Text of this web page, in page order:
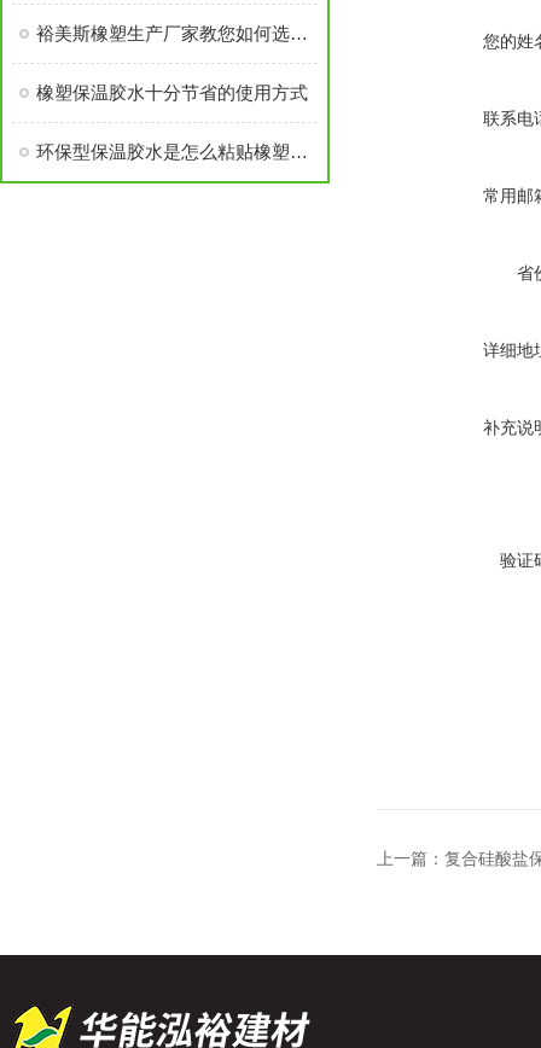
裕美斯橡塑生产厂家教您如何选购质量好的保温胶水
橡塑保温胶水十分节省的使用方式
环保型保温胶水是怎么粘贴橡塑保温材料的？
您的姓
联系电
常用邮
省
详细地
补充说
验证
上一篇： 复合硅酸盐